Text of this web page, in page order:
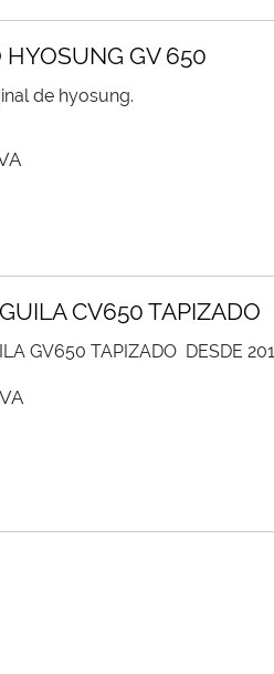
HYOSUNG GV 650
de hyosung.
CV650 TAPIZADO
GV650 TAPIZADO DESDE